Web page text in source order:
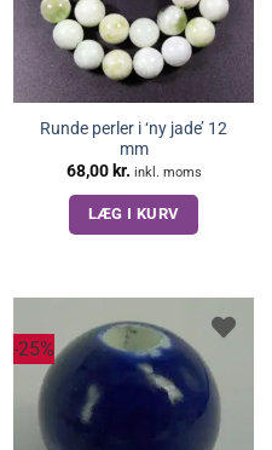
Runde perler i ‘ny jade’ 12
mm
68,00 kr. inkl. moms
LÆG I KURV
-25%